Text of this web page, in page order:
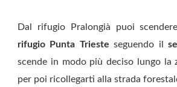
Dal rifugio Pralongià puoi
rifugio Punta Trieste seguendo il
scende in modo più deciso lungo la
per poi ricollegarti alla strada